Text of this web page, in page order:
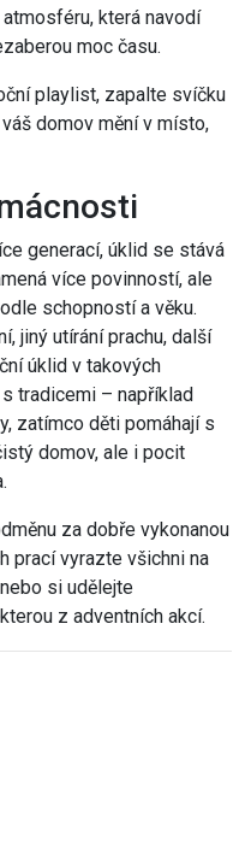
která navodí
moc času.
playlist, zapalte svíčku
domov mění v místo,
generací, úklid se stává
více povinností, ale
schopností a věku.
jiný utírání prachu, další
úklid v takových
tradicemi – například
zatímco děti pomáhají s
domov, ale i pocit
za dobře vykonanou
prací vyrazte všichni na
si udělejte
z adventních akcí.